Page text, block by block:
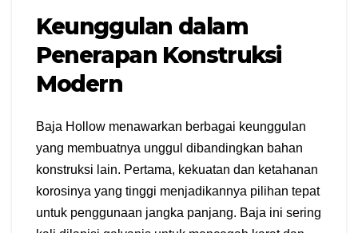
Keunggulan dalam
Penerapan Konstruksi
Modern
Baja Hollow menawarkan berbagai keunggulan
yang membuatnya unggul dibandingkan bahan
konstruksi lain. Pertama, kekuatan dan ketahanan
korosinya yang tinggi menjadikannya pilihan tepat
untuk penggunaan jangka panjang. Baja ini sering